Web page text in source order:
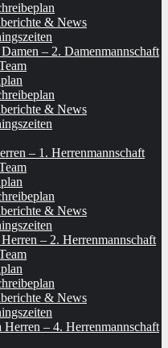
& News
– 2. Damenmannschaft
& News
– 1. Herrenmannschaft
& News
– 2. Herrenmannschaft
& News
Herren – 4. Herrenmannschaft